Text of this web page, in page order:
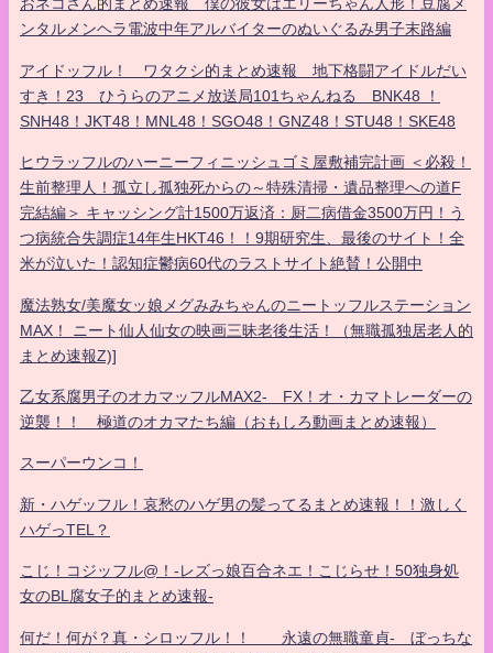
おネコさん的まとめ速報 僕の彼女はエリーちゃん人形！豆腐メ
ンタルメンヘラ電波中年アルバイターのぬいぐるみ男子末路編
アイドッフル！ ワタクシ的まとめ速報 地下格闘アイドルだい
すき！23 ひうらのアニメ放送局101ちゃんねる BNK48 ！
SNH48！JKT48！MNL48！SGO48！GNZ48！STU48！SKE48
ヒウラッフルのハーニーフィニッシュゴミ屋敷補完計画 ＜必殺！
生前整理人！孤立し孤独死からの～特殊清掃・遺品整理への道F
完結編＞ キャッシング計1500万返済：厨二病借金3500万円！う
つ病統合失調症14年生HKT46！！9期研究生、最後のサイト！全
米が泣いた！認知症鬱病60代のラストサイト絶賛！公開中
魔法熟女/美魔女ッ娘メグみみちゃんのニートッフルステーション
MAX！ ニート仙人仙女の映画三昧老後生活！（無職孤独居老人的
まとめ速報Z)]
乙女系腐男子のオカマッフルMAX2- FX！オ・カマトレーダーの
逆襲！！ 極道のオカマたち編（おもしろ動画まとめ速報）
スーパーウンコ！
新・ハゲッフル！哀愁のハゲ男の髪ってるまとめ速報！！激しく
ハゲっTEL？
こじ！コジッフル@！-レズっ娘百合ネエ！こじらせ！50独身処
女のBL腐女子的まとめ速報-
何だ！何が？真・シロッフル！！ 永遠の無職童貞- ぼっちな